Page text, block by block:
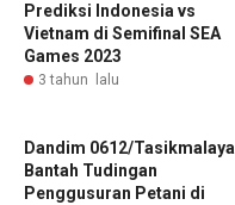
Prediksi Indonesia vs
Vietnam di Semifinal SEA
Games 2023
3 tahun lalu
Dandim 0612/Tasikmalaya
Bantah Tudingan
Penggusuran Petani di